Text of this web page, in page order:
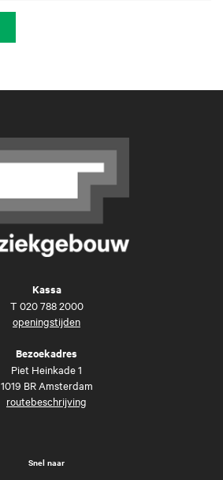
Kassa
T 020 788 2000
openingstijden
Bezoekadres
Piet Heinkade 1
1019 BR Amsterdam
routebeschrijving
Snel naar